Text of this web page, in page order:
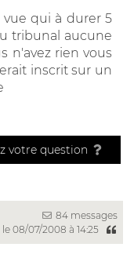
vue qui à durer 5
tribunal aucune
n'avez rien vous
inscrit sur un
votre question
84 messages
le 08/07/2008 à 14:25